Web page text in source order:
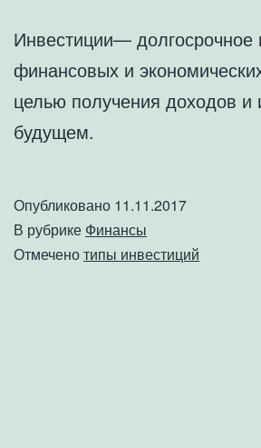
Инвестиции— долгосрочное
финансовых и
целью получения доходов и
будущем.
Опубликовано 11.11.2017
В рубрике Финансы
Отмеченотипы инвестиций